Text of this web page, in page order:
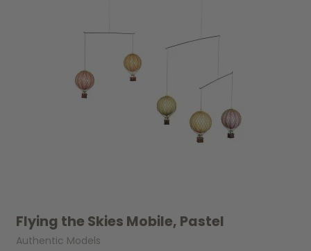
Flying the Skies Mobile, Pastel
Authentic Models